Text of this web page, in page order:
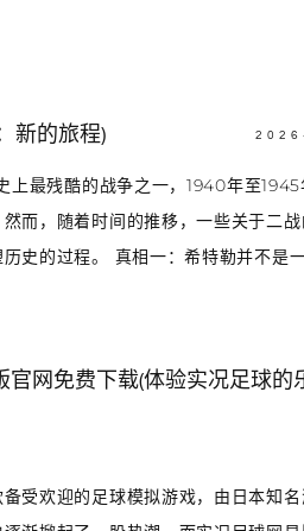
新的旅程)
上最残酷的战争之一，1940年至
而，随着时间的推移，一些关于二
史的过程。 真相一：希特勒并不是
网免费下载(体验实况足球的
受欢迎的足球模拟游戏，由日本知